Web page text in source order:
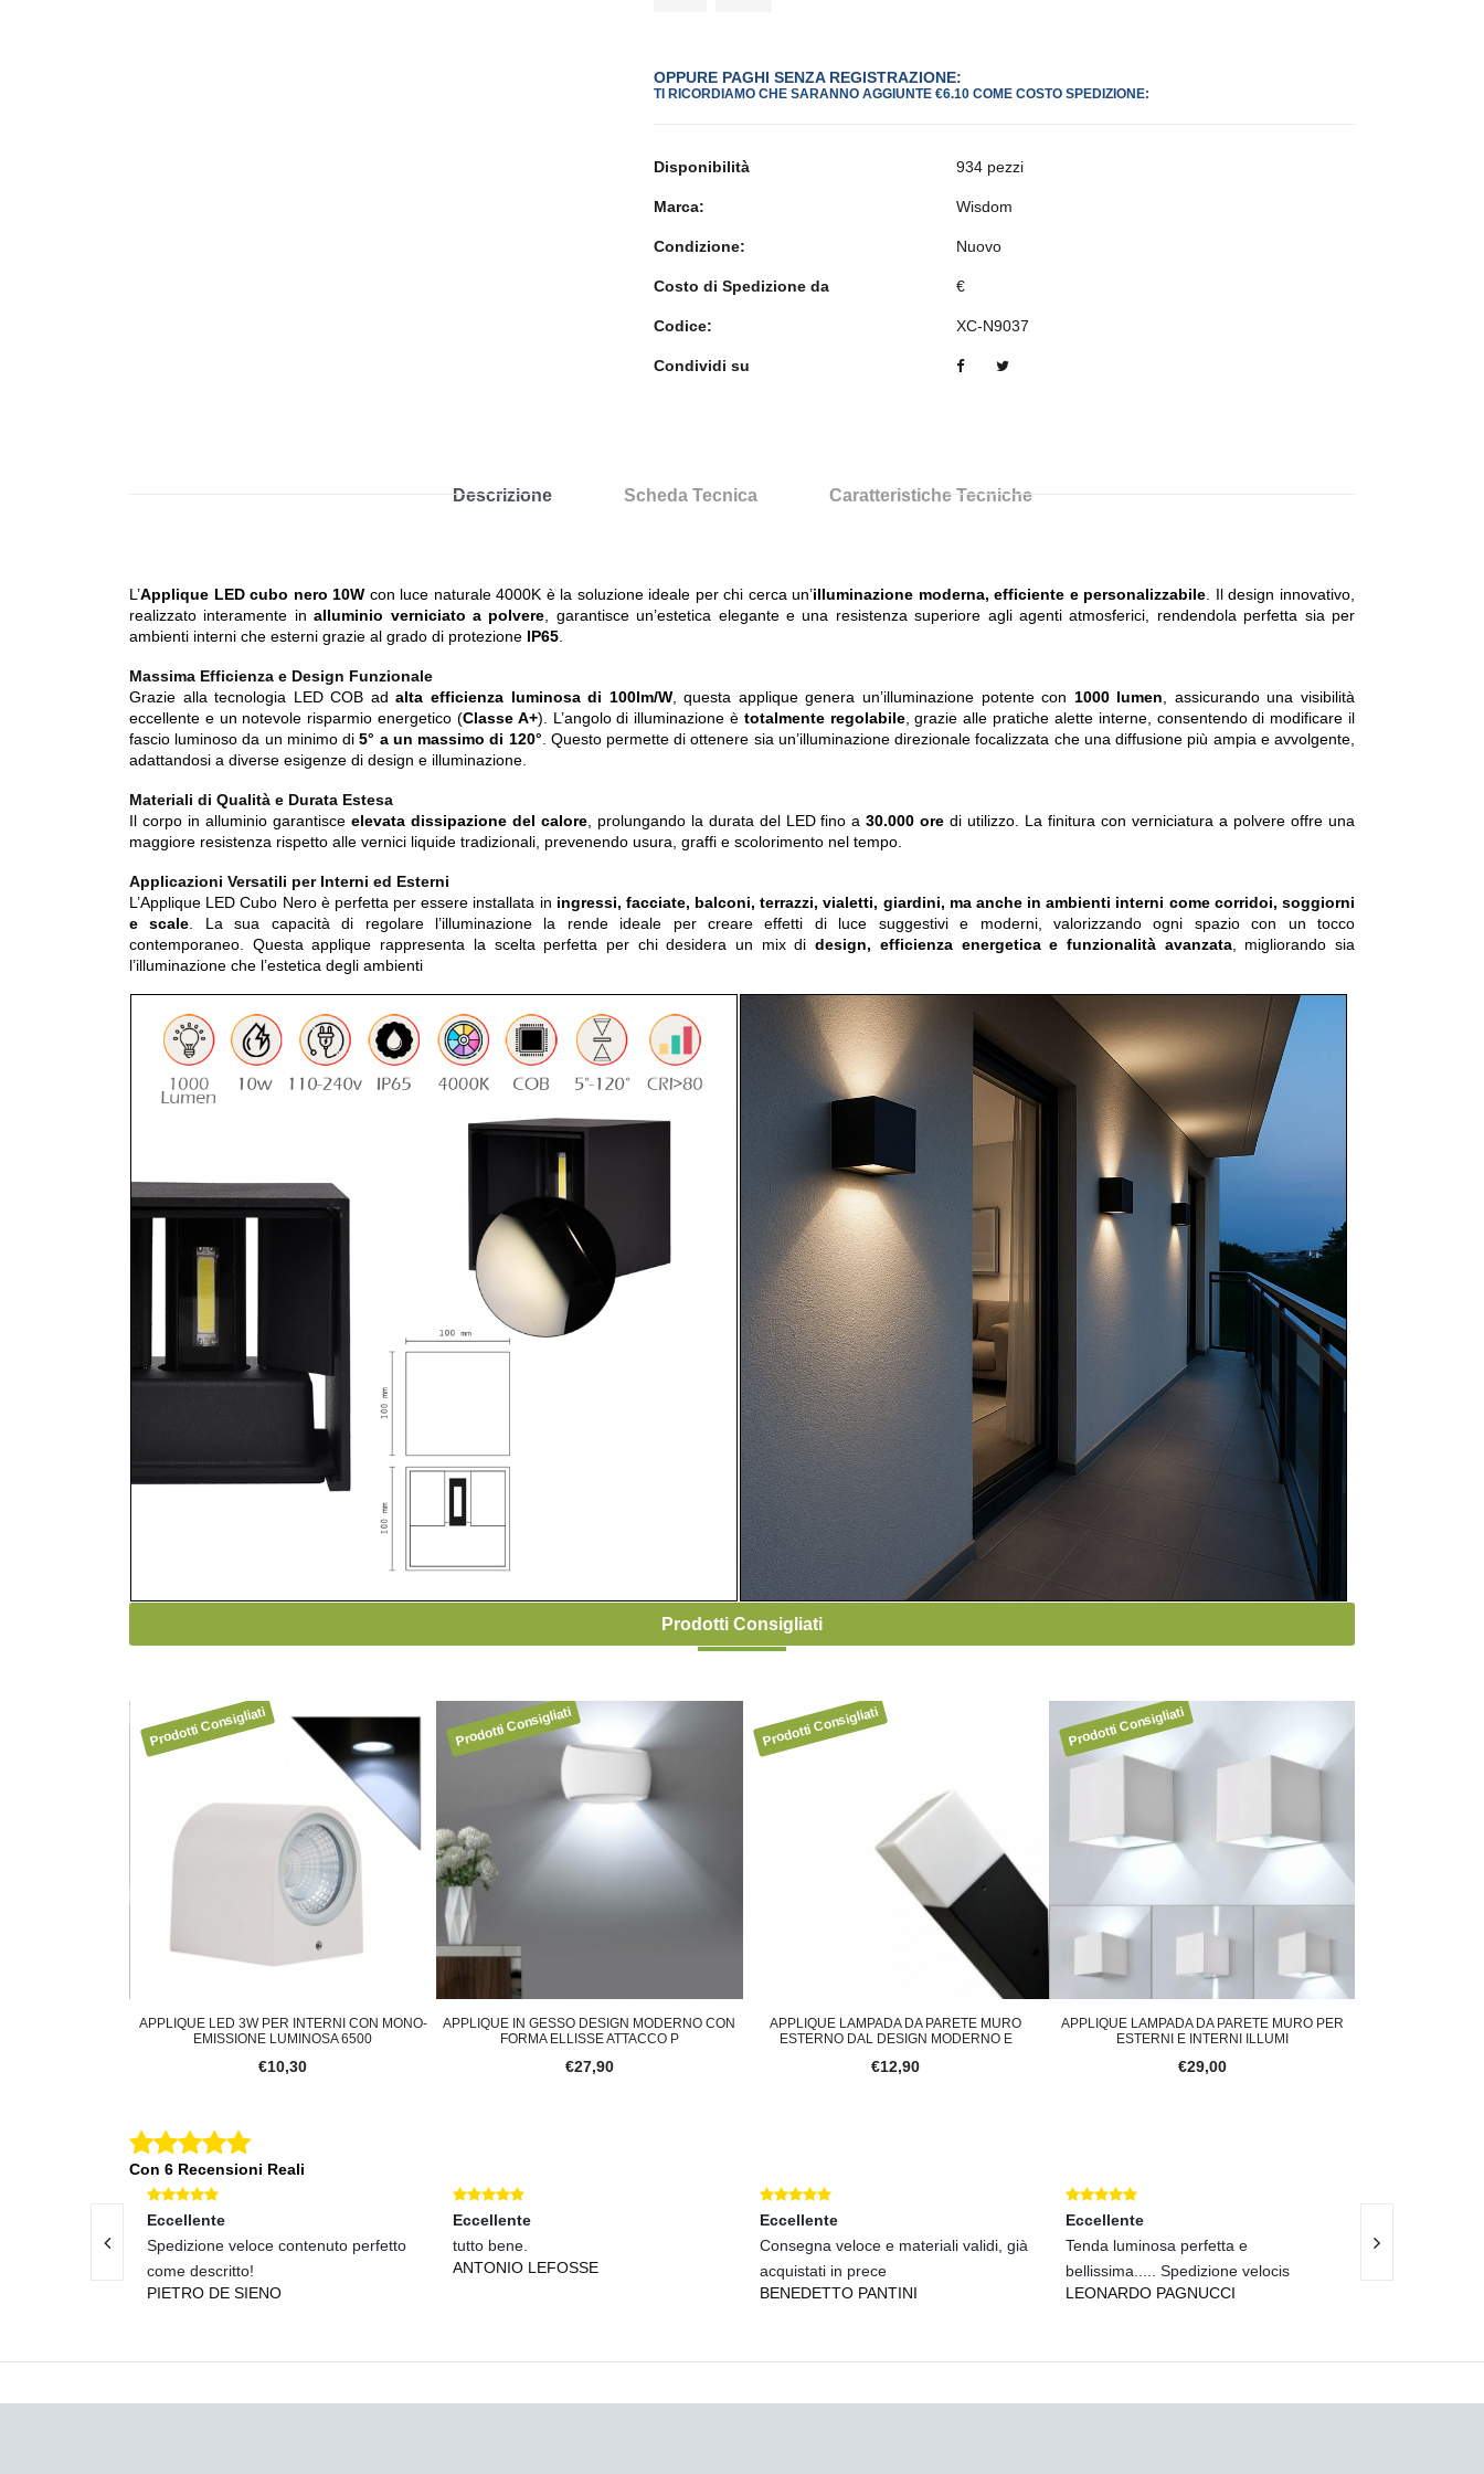
OPPURE PAGHI SENZA REGISTRAZIONE:
TI RICORDIAMO CHE SARANNO AGGIUNTE €6.10 COME COSTO SPEDIZIONE:
Disponibilità 934 pezzi
Marca: Wisdom
Condizione: Nuovo
Costo di Spedizione da €
Codice: XC-N9037
Condividi su
Descrizione Scheda Tecnica Caratteristiche Tecniche
L’Applique LED cubo nero 10W con luce naturale 4000K è la soluzione ideale per chi cerca un’illuminazione moderna, efficiente e personalizzabile. Il design innovativo,
realizzato interamente inalluminio verniciato a polvere, garantisce un’estetica elegante e una resistenza superiore agli agenti atmosferici, rendendola perfetta sia per
ambienti interni che esterni grazie al grado di protezione IP65.
Massima Efficienza e Design Funzionale
Grazie alla tecnologia LED COB adalta efficienza luminosa di 100lm/W, questa applique genera un’illuminazione potente con 1000 lumen, assicurando una visibilità
eccellente e un notevole risparmio energetico (Classe A+). L’angolo di illuminazione è totalmente regolabile, grazie alle pratiche alette interne, consentendo di modificare il
fascio luminoso da un minimo di5° a un massimo di 120°. Questo permette di ottenere sia un’illuminazione direzionale focalizzata che una diffusione più ampia e avvolgente,
adattandosi a diverse esigenze di design e illuminazione.
Materiali di Qualità e Durata Estesa
Il corpo in alluminio garantisce elevata dissipazione del calore, prolungando la durata del LED fino a30.000 ore di utilizzo. La finitura con verniciatura a polvere offre una
maggiore resistenza rispetto alle vernici liquide tradizionali, prevenendo usura, graffi e scolorimento nel tempo.
Applicazioni Versatili per Interni ed Esterni
L’Applique LED Cubo Nero è perfetta per essere installata in ingressi, facciate, balconi, terrazzi, vialetti, giardini, ma anche in ambienti interni come corridoi, soggiorni
e scale. La sua capacità di regolare l’illuminazione la rende ideale per creare effetti di luce suggestivi e moderni, valorizzando ogni spazio con un tocco
contemporaneo. Questa applique rappresenta la scelta perfetta per chi desidera un mix didesign, efficienza energetica e funzionalità avanzata, migliorando sia
l’illuminazione che l’estetica degli ambienti
Prodotti Consigliati
APPLIQUE LED 3W PER INTERNI CON MONO-
EMISSIONE LUMINOSA 6500
€10,30
APPLIQUE IN GESSO DESIGN MODERNO CON
FORMA ELLISSE ATTACCO P
€27,90
APPLIQUE LAMPADA DA PARETE MURO
ESTERNO DAL DESIGN MODERNO E
€12,90
APPLIQUE LAMPADA DA PARETE MURO PER
ESTERNI E INTERNI ILLUMI
€29,00
Con 6 Recensioni Reali
conformi...
Eccellente
Spedizione veloce contenuto perfetto
come descritto!
PIETRO DE SIENO
Eccellente
tutto bene.
ANTONIO LEFOSSE
Eccellente
Consegna veloce e materiali validi, già
acquistati in prece
BENEDETTO PANTINI
Eccellente
Tenda luminosa perfetta e
bellissima..... Spedizione velocis
LEONARDO PAGNUCCI
Consegna